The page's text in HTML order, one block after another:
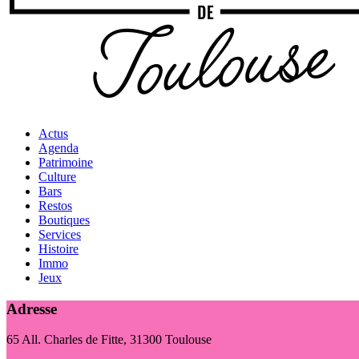
Actus
Agenda
Patrimoine
Culture
Bars
Restos
Boutiques
Services
Histoire
Immo
Jeux
Adresse
65 All. Charles de Fitte, 31300 Toulouse